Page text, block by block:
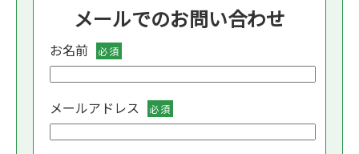
メールでのお問い合わせ
お名前 必須
メールアドレス 必須